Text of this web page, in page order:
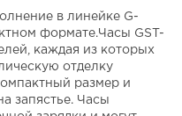
в линейке G-
формате.Часы GST-
каждая из которых
отделку
размер и
запястье. Часы